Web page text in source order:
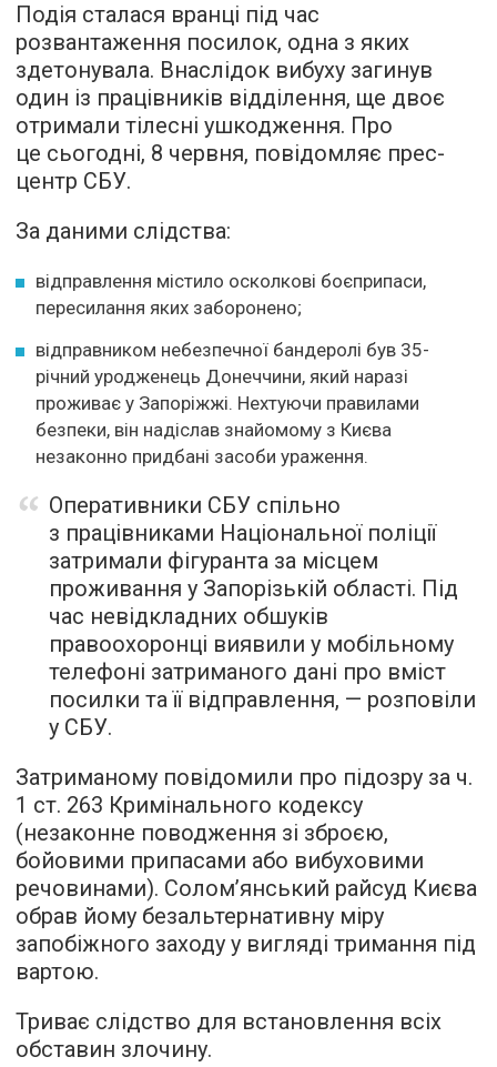
Подія сталася вранці під час
розвантаження посилок, одна з яких
здетонувала. Внаслідок вибуху загинув
один із працівників відділення, ще двоє
отримали тілесні ушкодження. Про
це сьогодні, 8 червня, повідомляє прес-
центр СБУ.
За даними слідства:
відправлення містило осколкові боєприпаси,
пересилання яких заборонено;
відправником небезпечної бандеролі був 35-
річний уродженець Донеччини, який наразі
проживає у Запоріжжі. Нехтуючи правилами
безпеки, він надіслав знайомому з Києва
незаконно придбані засоби ураження.
Оперативники СБУ спільно
з працівниками Національної поліції
затримали фігуранта за місцем
проживання у Запорізькій області. Під
час невідкладних обшуків
правоохоронці виявили у мобільному
телефоні затриманого дані про вміст
посилки та її відправлення, — розповіли
у СБУ.
Затриманому повідомили про підозру за ч.
1 ст. 263 Кримінального кодексу
(незаконне поводження зі зброєю,
бойовими припасами або вибуховими
речовинами). Солом’янський райсуд Києва
обрав йому безальтернативну міру
запобіжного заходу у вигляді тримання під
вартою.
Триває слідство для встановлення всіх
обставин злочину.